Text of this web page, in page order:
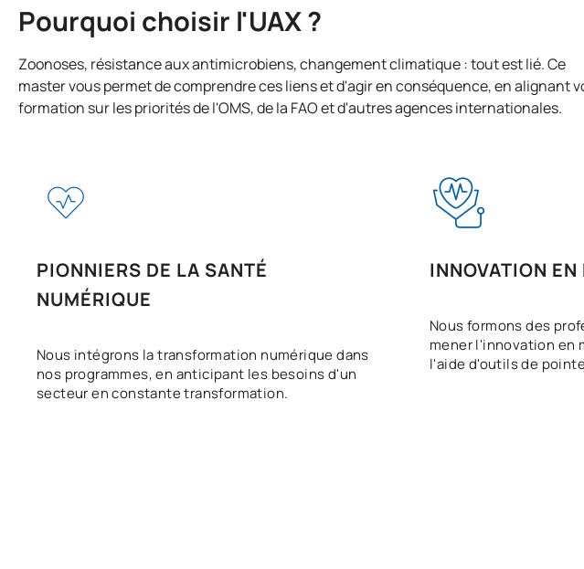
Pourquoi choisir l'UAX ?
Zoonoses, résistance aux antimicrobiens, changement climatique : tout est lié. Ce
master vous permet de comprendre ces liens et d'agir en conséquence, en alignant
formation sur les priorités de l'OMS, de la FAO et d'autres agences internationales.
PIONNIERS DE LA SANTÉ
NUMÉRIQUE
Nous intégrons la transformation numérique dans
nos programmes, en anticipant les besoins d'un
secteur en constante transformation.
INNOVATION
Nous formons des
mener l'innovation en
l'aide d'outils de